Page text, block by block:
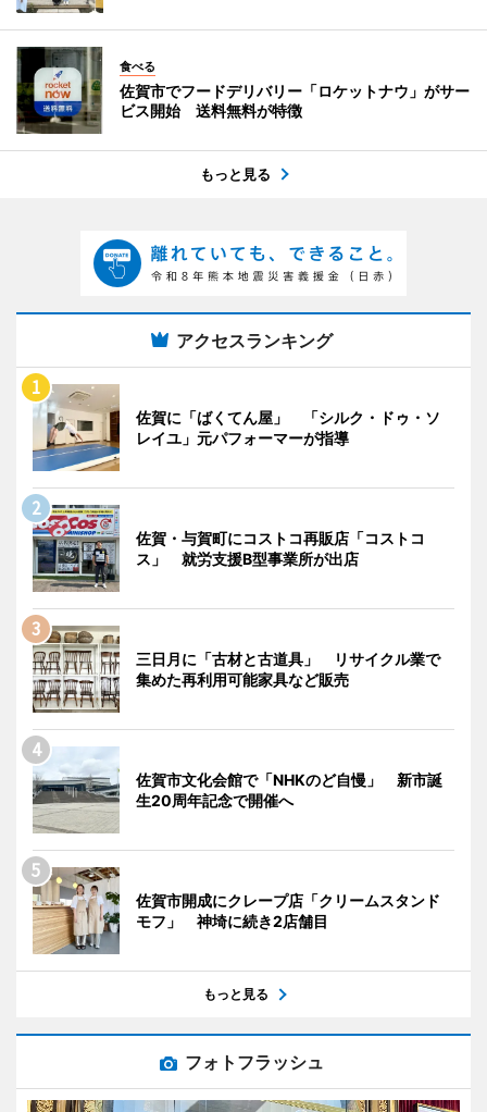
食べる
佐賀市でフードデリバリー「ロケットナウ」がサー
ビス開始 送料無料が特徴
もっと見る
アクセスランキング
佐賀に「ばくてん屋」 「シルク・ドゥ・ソ
レイユ」元パフォーマーが指導
佐賀・与賀町にコストコ再販店「コストコ
ス」 就労支援B型事業所が出店
三日月に「古材と古道具」 リサイクル業で
集めた再利用可能家具など販売
佐賀市文化会館で「NHKのど自慢」 新市誕
生20周年記念で開催へ
佐賀市開成にクレープ店「クリームスタンド
モフ」 神埼に続き2店舗目
もっと見る
フォトフラッシュ